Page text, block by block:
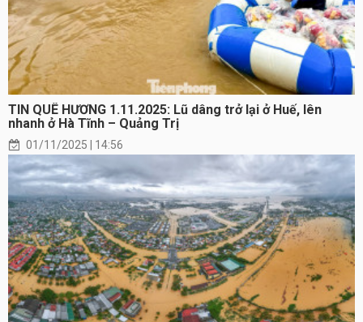
TIN QUÊ HƯƠNG 1.11.2025: Lũ dâng trở lại ở Huế, lên
nhanh ở Hà Tĩnh – Quảng Trị
01/11/2025 | 14:56